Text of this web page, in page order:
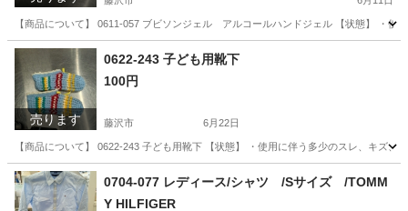
【商品について】 0611-057 ブビソンジェル アルコールハンドジェル 【状態】 ・使
神奈川 藤沢市 リユース
売ります
0622-243 子ども用靴下
100円
藤沢市 6月22日
【商品について】 0622-243 子ども用靴下 【状態】 ・使用に伴う多少のスレ、キズ
神奈川 藤沢市 リユース
0704-077 レディース/シャツ /Sサイズ /TOMM
Y HILFIGER